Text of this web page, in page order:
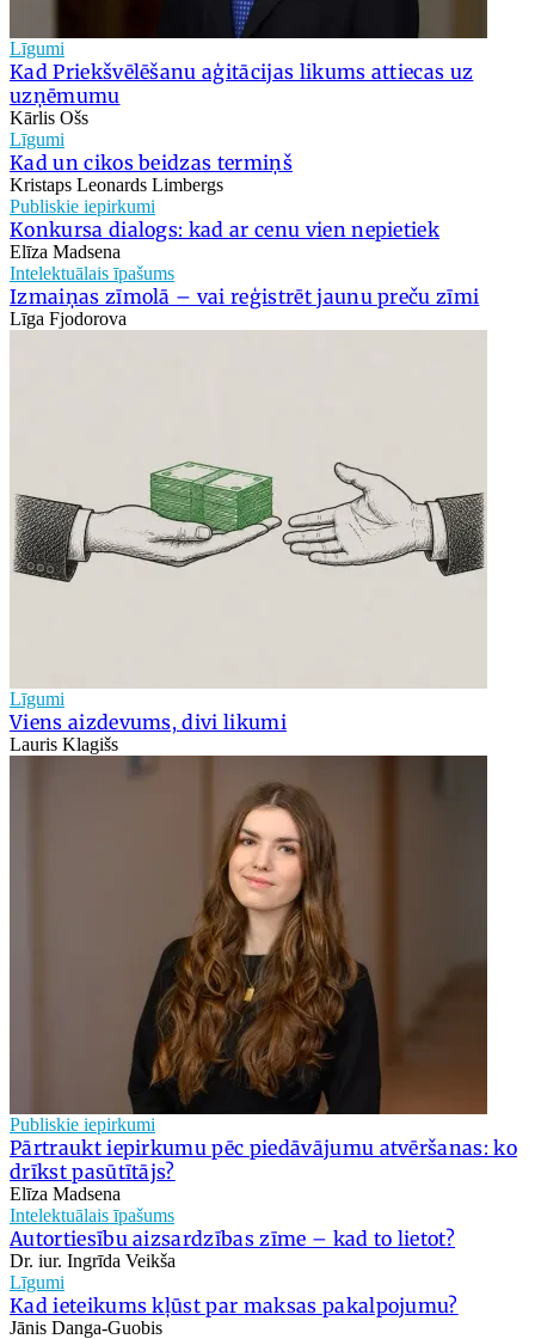
Līgumi
Kad Priekšvēlēšanu aģitācijas likums attiecas uz
uzņēmumu
Kārlis Ošs
Līgumi
Kad un cikos beidzas termiņš
Kristaps Leonards Limbergs
Publiskie iepirkumi
Konkursa dialogs: kad ar cenu vien nepietiek
Elīza Madsena
Intelektuālais īpašums
Izmaiņas zīmolā – vai reģistrēt jaunu preču zīmi
Līga Fjodorova
Līgumi
Viens aizdevums, divi likumi
Lauris Klagišs
Publiskie iepirkumi
Pārtraukt iepirkumu pēc piedāvājumu atvēršanas: ko
drīkst pasūtītājs?
Elīza Madsena
Intelektuālais īpašums
Autortiesību aizsardzības zīme – kad to lietot?
Dr. iur. Ingrīda Veikša
Līgumi
Kad ieteikums kļūst par maksas pakalpojumu?
Jānis Danga-Guobis